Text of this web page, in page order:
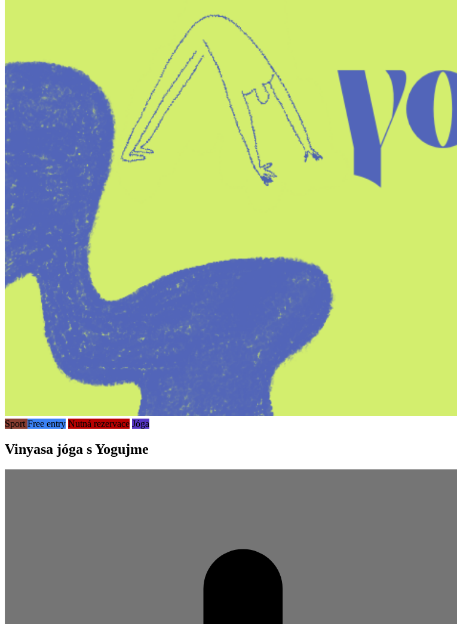
Sport Free entry Nutná rezervace Jóga
Vinyasa jóga s Yogujme